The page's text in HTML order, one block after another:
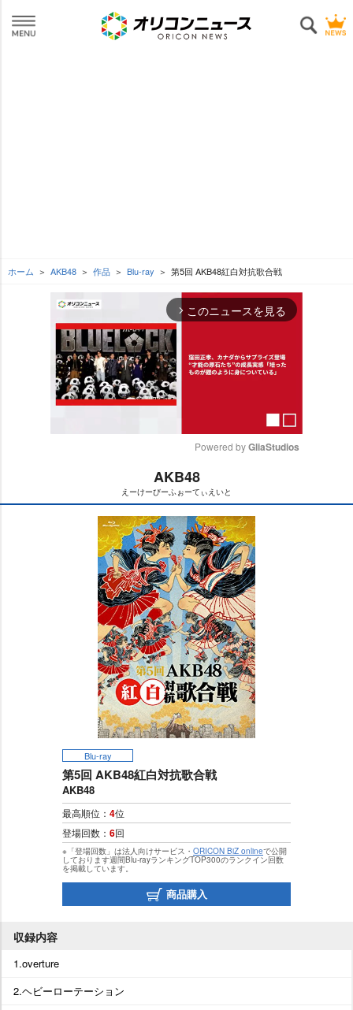
ホーム AKB48 作品 Blu-ray 第5回 AKB48紅白対抗歌合戦
arrow_forward_ios このニュースを見る
t
e
Powered by GliaStudios
AKB48
えーけーびーふぉーてぃえいと
Blu-ray
第5回 AKB48紅白対抗歌合戦
AKB48
最高順位： 4位
登場回数： 6回
※「登場回数」は法人向けサービス・ ORICON BiZ onlineで公開
しております週間Blu-rayランキングTOP300のランクイン回数
を掲載しています。
商品購入
収録内容
1.overture
2.ヘビーローテーション